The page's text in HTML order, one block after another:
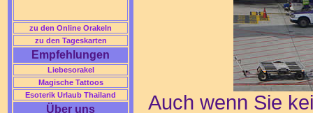
zu den Online Orakeln
zu den Tageskarten
Empfehlungen
Liebesorakel
Magische Tattoos
Esoterik Urlaub Thailand
Über uns
Auch wenn Sie